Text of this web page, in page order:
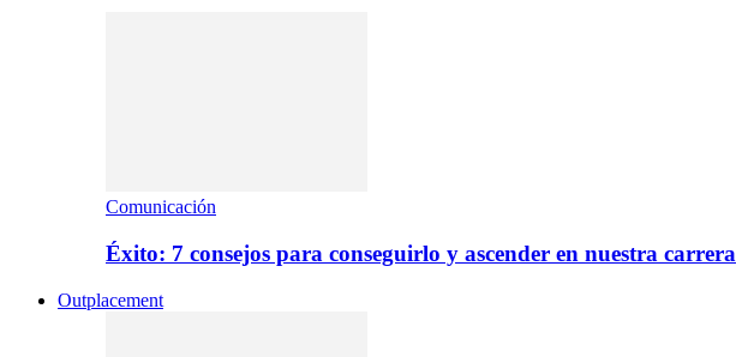
Comunicación
Éxito: 7 consejos para conseguirlo y ascender en nuestra carrera
Outplacement